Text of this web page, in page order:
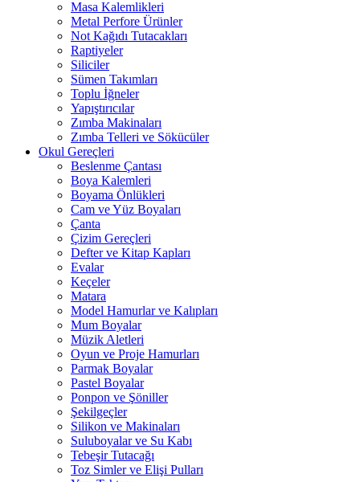
Masa Kalemlikleri
Metal Perfore Ürünler
Not Kağıdı Tutacakları
Raptiyeler
Siliciler
Sümen Takımları
Toplu İğneler
Yapıştırıcılar
Zımba Makinaları
Zımba Telleri ve Sökücüler
Okul Gereçleri
Beslenme Çantası
Boya Kalemleri
Boyama Önlükleri
Cam ve Yüz Boyaları
Çanta
Çizim Gereçleri
Defter ve Kitap Kapları
Evalar
Keçeler
Matara
Model Hamurlar ve Kalıpları
Mum Boyalar
Müzik Aletleri
Oyun ve Proje Hamurları
Parmak Boyalar
Pastel Boyalar
Ponpon ve Şöniller
Şekilgeçler
Silikon ve Makinaları
Suluboyalar ve Su Kabı
Tebeşir Tutacağı
Toz Simler ve Elişi Pulları